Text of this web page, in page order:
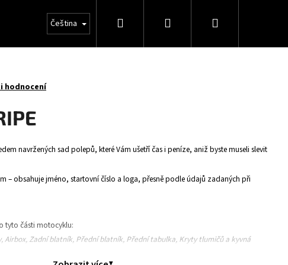
Čeština Hledat PřihlášeníNákupní
hodnocení
navržených sad polepů, které Vám ušetří čas i peníze, aniž byste museli slevit
– obsahuje jméno, startovní číslo a loga, přesně podle údajů zadaných při
tyto části motocyklu:
Airbox, Zadní blatník, Přední blatník, Přední tabulka, Kryty tlumičů a kyvná